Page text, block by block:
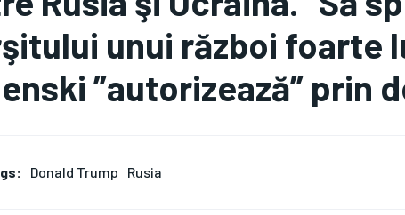
unui război foarte
”autorizează” prin
Donald Trump Rusia